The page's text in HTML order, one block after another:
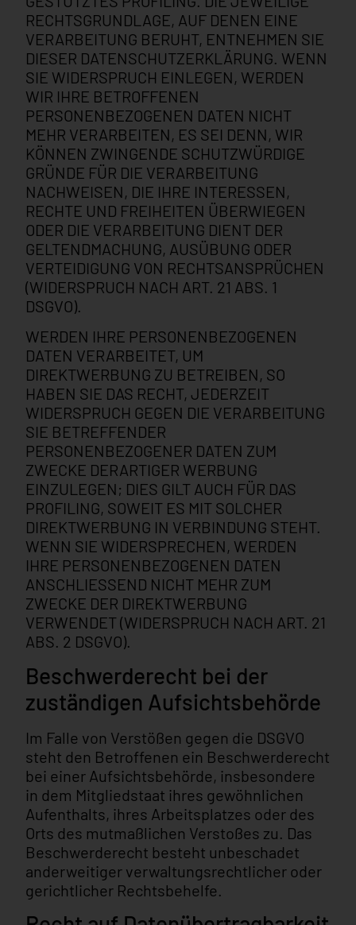
RECHTSGRUNDLAGE, AUF DENEN EINE
VERARBEITUNG BERUHT, ENTNEHMEN SIE
DIESER DATENSCHUTZERKLÄRUNG. WENN
SIE WIDERSPRUCH EINLEGEN, WERDEN
WIR IHRE BETROFFENEN
PERSONENBEZOGENEN DATEN NICHT
MEHR VERARBEITEN, ES SEI DENN, WIR
KÖNNEN ZWINGENDE SCHUTZWÜRDIGE
GRÜNDE FÜR DIE VERARBEITUNG
NACHWEISEN, DIE IHRE INTERESSEN,
RECHTE UND FREIHEITEN ÜBERWIEGEN
ODER DIE VERARBEITUNG DIENT DER
GELTENDMACHUNG, AUSÜBUNG ODER
VERTEIDIGUNG VON RECHTSANSPRÜCHEN
(WIDERSPRUCH NACH ART. 21 ABS. 1
DSGVO).
WERDEN IHRE PERSONENBEZOGENEN
DATEN VERARBEITET, UM
DIREKTWERBUNG ZU BETREIBEN, SO
HABEN SIE DAS RECHT, JEDERZEIT
WIDERSPRUCH GEGEN DIE VERARBEITUNG
SIE BETREFFENDER
PERSONENBEZOGENER DATEN ZUM
ZWECKE DERARTIGER WERBUNG
EINZULEGEN; DIES GILT AUCH FÜR DAS
PROFILING, SOWEIT ES MIT SOLCHER
DIREKTWERBUNG IN VERBINDUNG STEHT.
WENN SIE WIDERSPRECHEN, WERDEN
IHRE PERSONENBEZOGENEN DATEN
ANSCHLIESSEND NICHT MEHR ZUM
ZWECKE DER DIREKTWERBUNG
VERWENDET (WIDERSPRUCH NACH ART. 21
ABS. 2 DSGVO).
Beschwerde­recht bei der
zuständigen Aufsichts­behörde
Im Falle von Verstößen gegen die DSGVO
steht den Betroffenen ein Beschwerderecht
bei einer Aufsichtsbehörde, insbesondere
in dem Mitgliedstaat ihres gewöhnlichen
Aufenthalts, ihres Arbeitsplatzes oder des
Orts des mutmaßlichen Verstoßes zu. Das
Beschwerderecht besteht unbeschadet
anderweitiger verwaltungsrechtlicher oder
gerichtlicher Rechtsbehelfe.